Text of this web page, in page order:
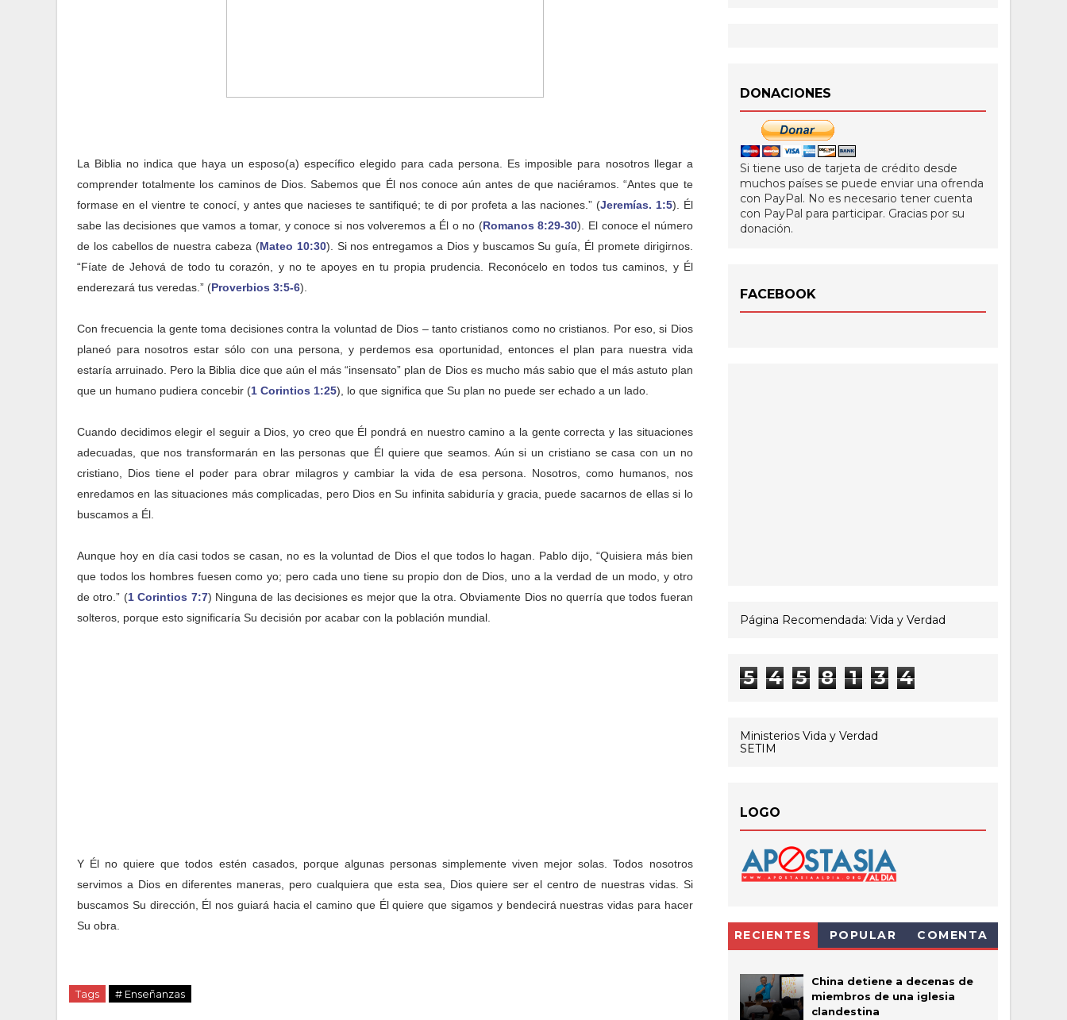
La Biblia no indica que haya un esposo(a) específico elegido para cada persona. Es imposible para nosotros llegar a
comprender totalmente los caminos de Dios. Sabemos que Él nos conoce aún antes de que naciéramos. “Antes que te
formase en el vientre te conocí, y antes que nacieses te santifiqué; te di por profeta a las naciones.” (Jeremías. 1:5). Él
sabe las decisiones que vamos a tomar, y conoce si nos volveremos a Él o no (Romanos 8:29-30). El conoce el número
de los cabellos de nuestra cabeza (Mateo 10:30). Si nos entregamos a Dios y buscamos Su guía, Él promete dirigirnos.
“Fíate de Jehová de todo tu corazón, y no te apoyes en tu propia prudencia. Reconócelo en todos tus caminos, y Él
enderezará tus veredas.” (Proverbios 3:5-6).
Con frecuencia la gente toma decisiones contra la voluntad de Dios – tanto cristianos como no cristianos. Por eso, si Dios
planeó para nosotros estar sólo con una persona, y perdemos esa oportunidad, entonces el plan para nuestra vida
estaría arruinado. Pero la Biblia dice que aún el más “insensato” plan de Dios es mucho más sabio que el más astuto plan
que un humano pudiera concebir (1 Corintios 1:25), lo que significa que Su plan no puede ser echado a un lado.
Cuando decidimos elegir el seguir a Dios, yo creo que Él pondrá en nuestro camino a la gente correcta y las situaciones
adecuadas, que nos transformarán en las personas que Él quiere que seamos. Aún si un cristiano se casa con un no
cristiano, Dios tiene el poder para obrar milagros y cambiar la vida de esa persona. Nosotros, como humanos, nos
enredamos en las situaciones más complicadas, pero Dios en Su infinita sabiduría y gracia, puede sacarnos de ellas si lo
buscamos a Él.
Aunque hoy en día casi todos se casan, no es la voluntad de Dios el que todos lo hagan. Pablo dijo, “Quisiera más bien
que todos los hombres fuesen como yo; pero cada uno tiene su propio don de Dios, uno a la verdad de un modo, y otro
de otro.” (1 Corintios 7:7) Ninguna de las decisiones es mejor que la otra. Obviamente Dios no querría que todos fueran
solteros, porque esto significaría Su decisión por acabar con la población mundial.
Y Él no quiere que todos estén casados, porque algunas personas simplemente viven mejor solas. Todos nosotros
servimos a Dios en diferentes maneras, pero cualquiera que esta sea, Dios quiere ser el centro de nuestras vidas. Si
buscamos Su dirección, Él nos guiará hacia el camino que Él quiere que sigamos y bendecirá nuestras vidas para hacer
Su obra.
Tags # Enseñanzas
DONACIONES
Si tiene uso de tarjeta de crédito desde
muchos países se puede enviar una ofrenda
con PayPal. No es necesario tener cuenta
con PayPal para participar. Gracias por su
donación.
FACEBOOK
Página Recomendada: Vida y Verdad
5 4 5 8 1 3 4
Ministerios Vida y Verdad
SETIM
LOGO
RECIENTES POPULAR COMENTA
China detiene a decenas de
miembros de una iglesia
clandestina